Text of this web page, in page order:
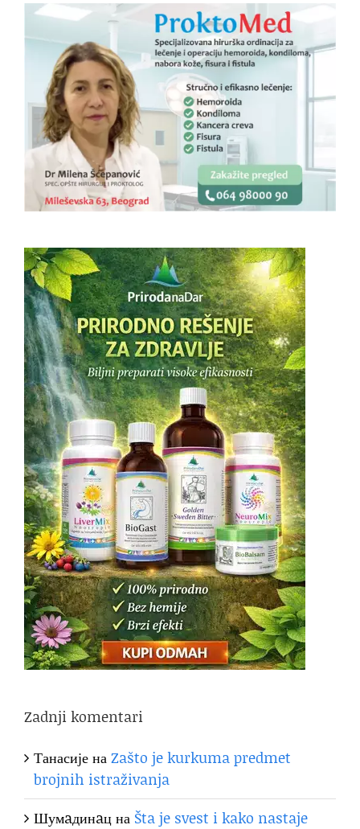
Zadnji komentari
ТанасијенаZašto je kurkuma predmet
brojnih istraživanja
Шумaдинaцна Šta je svest i kako nastaje